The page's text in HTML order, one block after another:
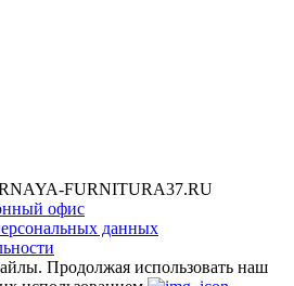
FURNITURA37.RU
офис
данных
Продолжая использовать наш